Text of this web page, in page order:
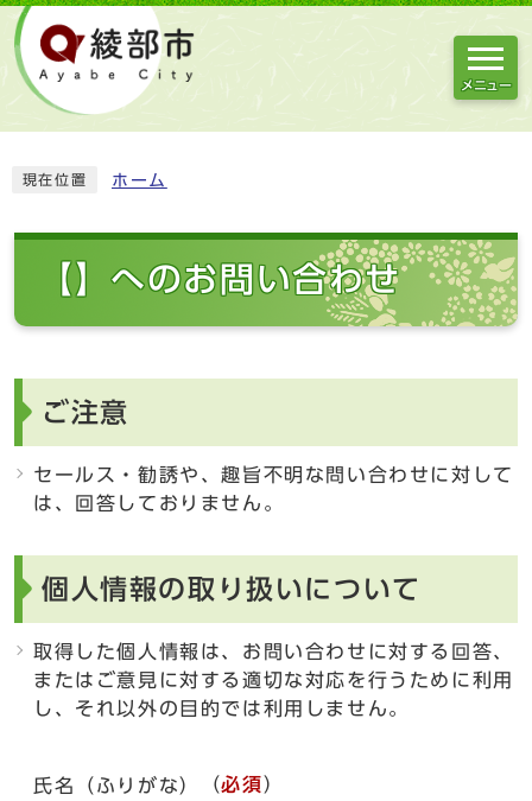
メニュー
現在位置 ホーム
【】へのお問い合わせ
ご注意
セールス・勧誘や、趣旨不明な問い合わせに対して
は、回答しておりません。
個人情報の取り扱いについて
取得した個人情報は、お問い合わせに対する回答、
またはご意見に対する適切な対応を行うために利用
し、それ以外の目的では利用しません。
氏名（ふりがな） （必須）